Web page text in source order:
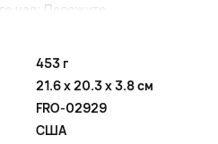
чая: Положите...
453 г
21.6 x 20.3 x 3.8 см
FRO-02929
США